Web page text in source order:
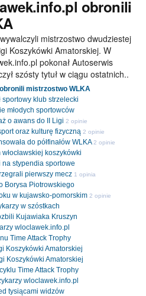
obronili
mistrzostwo dwudziestej
Koszykówki Amatorskiej. W
pokonał Autoserwis
szósty tytuł w ciągu ostatnich..
mistrzostwo WLKA
sportowy klub strzelecki
młodych sportowców
o awans do II Ligi 2 opinie
oraz kulturę fizyczną 2 opinie
do półfinałów WLKA 2 opinie
koszykówki
stypendia sportowe
pierwszy mecz 1 opinia
Borysa Piotrowskiego
w kujawsko-pomorskim 2 opinie
w szóstkach
Kujawiaka Kruszyn
wloclawek.info.pl
Time Attack Trophy
Koszykówki Amatorskiej
Koszykówki Amatorskiej
Time Attack Trophy
wloclawek.info.pl
tysiącami widzów